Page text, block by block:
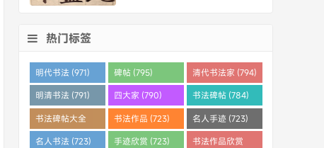
热门标签
明代书法 (971) 碑帖 (795) 清代书法家 (794)
明清书法 (791) 四大家 (790) 书法碑帖 (784)
书法碑帖大全
(784)
书法作品 (723) 名人手迹 (723)
名人书法 (723) 手迹欣赏 (723)
书法作品欣赏